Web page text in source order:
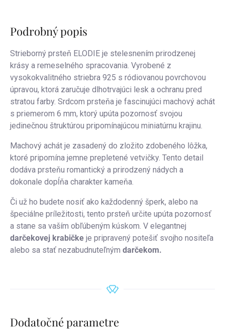
Podrobný popis
Strieborný prsteň ELODIE je stelesnením prirodzenej
krásy a remeselného spracovania. Vyrobené z
vysokokvalitného striebra 925 s ródiovanou povrchovou
úpravou, ktorá zaručuje dlhotrvajúci lesk a ochranu pred
stratou farby. Srdcom prsteňa je fascinujúci machový achát
s priemerom 6 mm, ktorý upúta pozornosť svojou
jedinečnou štruktúrou pripomínajúcou miniatúrnu krajinu.
Machový achát je zasadený do zložito zdobeného lôžka,
ktoré pripomína jemne prepletené vetvičky. Tento detail
dodáva prsteňu romantický a prirodzený nádych a
dokonale dopĺňa charakter kameňa.
Či už ho budete nosiť ako každodenný šperk, alebo na
špeciálne príležitosti, tento prsteň určite upúta pozornosť
a stane sa vaším obľúbeným kúskom. V elegantnej
darčekovej krabičke je pripravený potešiť svojho nositeľa
alebo sa stať nezabudnuteľným darčekom.
Dodatočné parametre